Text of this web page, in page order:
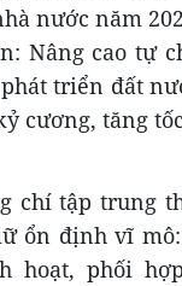
nước năm
Nâng cao tự
triển đất
cương, tăng
chí tập trung
ổn định vĩ
hoạt, phối